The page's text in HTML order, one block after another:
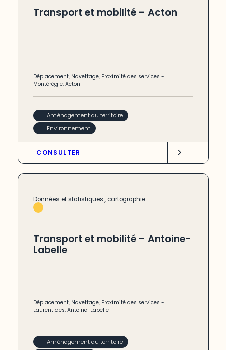
Transport et mobilité – Acton
Déplacement, Navettage, Proximité des services -
Montérégie,Acton
Aménagement du territoire
Environnement
CONSULTER
Données et statistiques, cartographie
Transport et mobilité – Antoine-
Labelle
Déplacement, Navettage, Proximité des services -
Laurentides,Antoine-Labelle
Aménagement du territoire